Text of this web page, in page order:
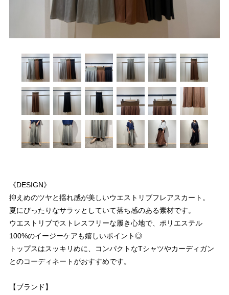
《DESIGN》
抑えめのツヤと揺れ感が美しいウエストリブフレアスカート。
夏にぴったりなサラッとしていて落ち感のある素材です。
ウエストリブでストレスフリーな履き心地で、ポリエステル
100%のイージーケアも嬉しいポイント◎
トップスはスッキリめに、コンパクトなTシャツやカーディガン
とのコーディネートがおすすめです。
【ブランド】